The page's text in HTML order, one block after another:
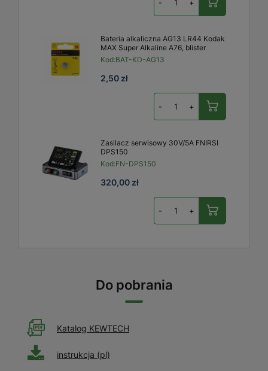
- +
Bateria alkaliczna AG13 LR44 Kodak
MAX Super Alkaline A76, blister
Kod:BAT-KD-AG13
2,50 zł
- +
Zasilacz serwisowy 30V/5A FNIRSI
DPS150
Kod:FN-DPS150
320,00 zł
- +
Do pobrania
Katalog KEWTECH
instrukcja (pl)